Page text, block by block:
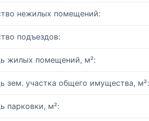
нежилых помещений:
подъездов:
жилых помещений, м²:
зем. участка общего имущества, м²:
парковки, м²: